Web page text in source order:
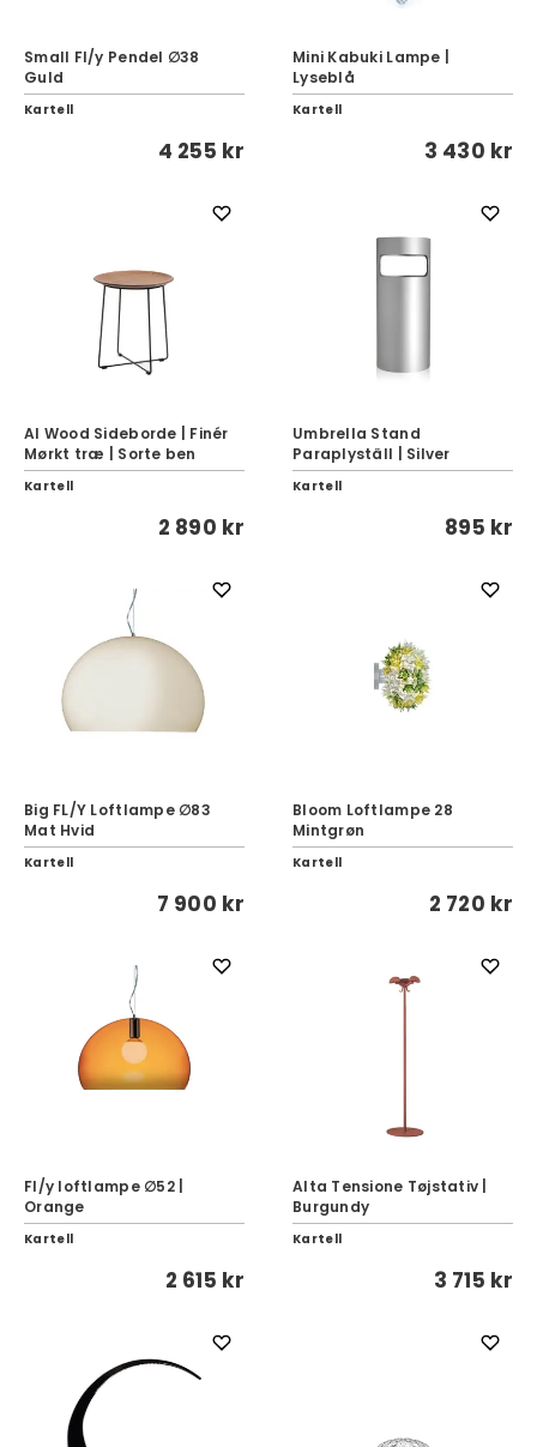
Small Fl/y Pendel ∅38
Guld
Kartell
4 255 kr
Mini Kabuki Lampe |
Lyseblå
Kartell
3 430 kr
Al Wood Sideborde | Finér
Mørkt træ | Sorte ben
Kartell
2 890 kr
Umbrella Stand
Paraplyställ | Silver
Kartell
895 kr
Big FL/Y Loftlampe ∅83
Mat Hvid
Kartell
7 900 kr
Bloom Loftlampe 28
Mintgrøn
Kartell
2 720 kr
Fl/y loftlampe ∅52 |
Orange
Kartell
2 615 kr
Alta Tensione Tøjstativ |
Burgundy
Kartell
3 715 kr